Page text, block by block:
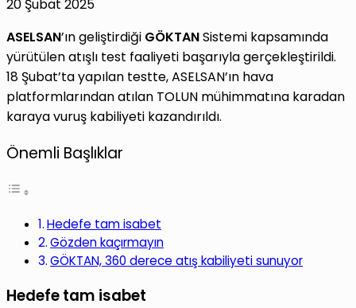
20 Şubat 2025
ASELSAN’ın geliştirdiği GÖKTANSistemi kapsamında
yürütülen atışlı test faaliyeti başarıyla gerçekleştirildi.
18 Şubat’ta yapılan testte, ASELSAN’ın hava
platformlarından atılan TOLUN mühimmatına karadan
karaya vuruş kabiliyeti kazandırıldı.
Önemli Başlıklar
Hedefe tam isabet
Gözden kaçırmayın
GÖKTAN, 360 derece atış kabiliyeti sunuyor
Hedefe tam isabet